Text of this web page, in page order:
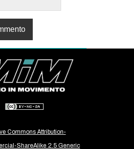
Commons Attribution-
ShareAlike 2.5 Generic